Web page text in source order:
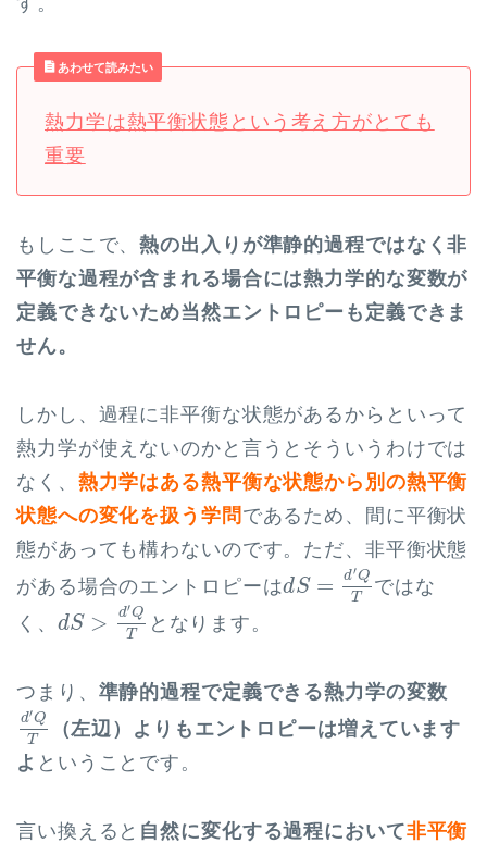
あわせて読みたい
熱力学は熱平衡状態という考え方がとても
重要
もしここで、熱の出入りが準静的過程ではなく非
平衡な過程が含まれる場合には熱力学的な変数が
定義できないため当然エントロピーも定義できま
せん。
しかし、過程に非平衡な状態があるからといって
熱力学が使えないのかと言うとそういうわけでは
なく、 熱力学はある熱平衡な状態から別の熱平衡
状態への変化を扱う学問 であるため、間に平衡状
態があっても構わないのです。ただ、非平衡状態
がある場合のエントロピーはdS = d′Q
T
S = d QT
ではな
く、 dS > d′Q
T
> d ′QT
となります。
つまり、 準静的過程で定義できる熱力学の変数
d′Q
T
d′Q
（左辺）よりもエントロピーは増えています
よ ということです。
言い換えると 自然に変化する過程において非平衡